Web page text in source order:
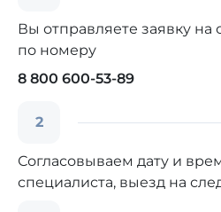
Вы отправляете заявку на
по номеру
8 800 600-53-89
2
Согласовываем дату и
специалиста, выезд на